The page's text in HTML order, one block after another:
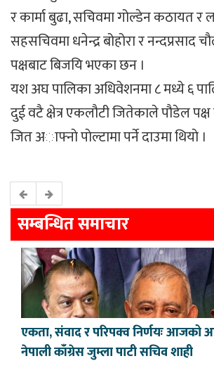
र कार्मा बुढा, सचिवमा गोल्डेन कठायत र
सहसचिवमा धनेन्द्र बोहोरा र नन्दप्रसाद
पक्षबाट बिजयि भएका छन ।
यश अघ पालिका अधिवेशनमा ८ मध्ये ६
दुई वटै क्षेत्र एकलौटी जितेकाले पौडेल पक्ष
जित अाफ्नाे पाेल्टामा पर्ने दाउमा थियाे ।
सम्बन्धित समाचार
एकता, संवाद र परिपक्व निर्णयः
नेपाली काँग्रेस जुम्ला पाटी सचिव शाही